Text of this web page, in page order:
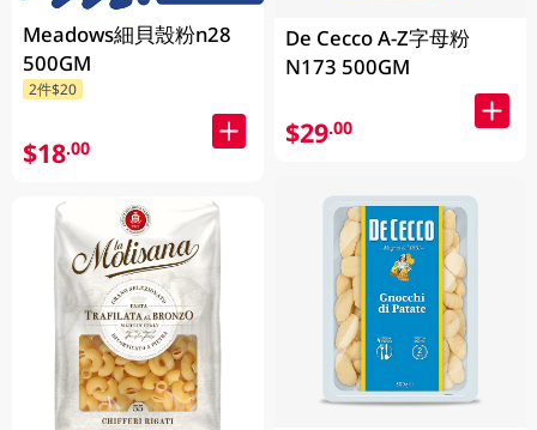
Meadows細貝殼粉n28
500GM
2件$20
$18.00
De Cecco A-Z字母粉
N173 500GM
$29.00